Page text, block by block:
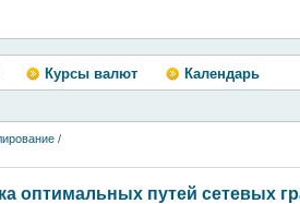
Курсы валют Календарь
/
оптимальных путей сетевых